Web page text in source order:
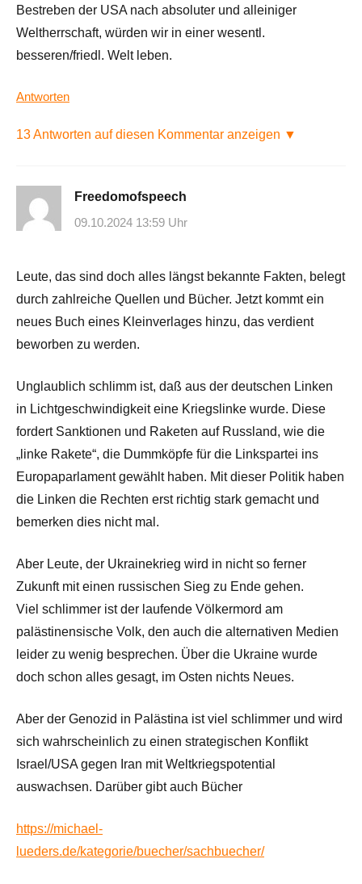
Bestreben der USA nach absoluter und alleiniger
Weltherrschaft, würden wir in einer wesentl.
besseren/friedl. Welt leben.
Antworten
13 Antworten auf diesen Kommentar anzeigen ▼
Freedomofspeech
09.10.2024 13:59 Uhr
Leute, das sind doch alles längst bekannte Fakten, belegt
durch zahlreiche Quellen und Bücher. Jetzt kommt ein
neues Buch eines Kleinverlages hinzu, das verdient
beworben zu werden.
Unglaublich schlimm ist, daß aus der deutschen Linken
in Lichtgeschwindigkeit eine Kriegslinke wurde. Diese
fordert Sanktionen und Raketen auf Russland, wie die
„linke Rakete“, die Dummköpfe für die Linkspartei ins
Europaparlament gewählt haben. Mit dieser Politik haben
die Linken die Rechten erst richtig stark gemacht und
bemerken dies nicht mal.
Aber Leute, der Ukrainekrieg wird in nicht so ferner
Zukunft mit einen russischen Sieg zu Ende gehen.
Viel schlimmer ist der laufende Völkermord am
palästinensische Volk, den auch die alternativen Medien
leider zu wenig besprechen. Über die Ukraine wurde
doch schon alles gesagt, im Osten nichts Neues.
Aber der Genozid in Palästina ist viel schlimmer und wird
sich wahrscheinlich zu einen strategischen Konflikt
Israel/USA gegen Iran mit Weltkriegspotential
auswachsen. Darüber gibt auch Bücher
https://michael-
lueders.de/kategorie/buecher/sachbuecher/